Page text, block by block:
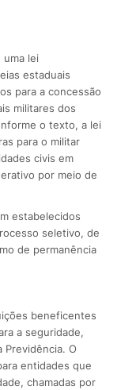
lei
estaduais
para a concessão
militares dos
o texto, a lei
para o militar
civis em
por meio de
estabelecidos
seletivo, de
de permanência
beneficentes
a seguridade,
Previdência. O
entidades que
chamadas por